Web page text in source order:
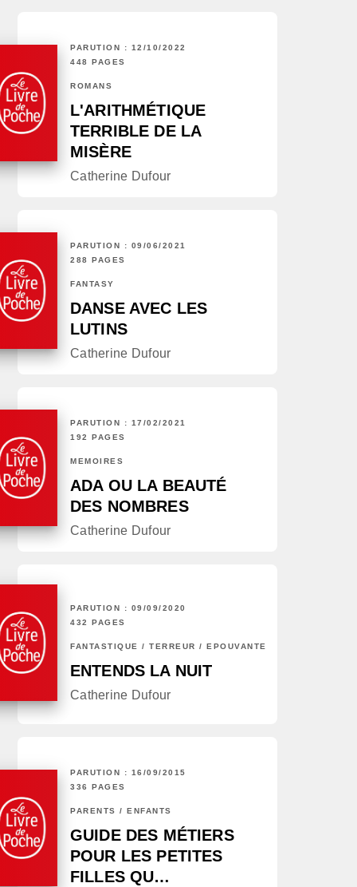
PARUTION : 12/10/2022
448 PAGES
ROMANS
L'ARITHMÉTIQUE
TERRIBLE DE LA
MISÈRE
Catherine Dufour
PARUTION : 09/06/2021
288 PAGES
FANTASY
DANSE AVEC LES
LUTINS
Catherine Dufour
PARUTION : 17/02/2021
192 PAGES
MÉMOIRES
ADA OU LA BEAUTÉ
DES NOMBRES
Catherine Dufour
PARUTION : 09/09/2020
432 PAGES
FANTASTIQUE / TERREUR / EPOUVANTE
ENTENDS LA NUIT
Catherine Dufour
PARUTION : 16/09/2015
336 PAGES
PARENTS / ENFANTS
GUIDE DES MÉTIERS
POUR LES PETITES
FILLES QU…